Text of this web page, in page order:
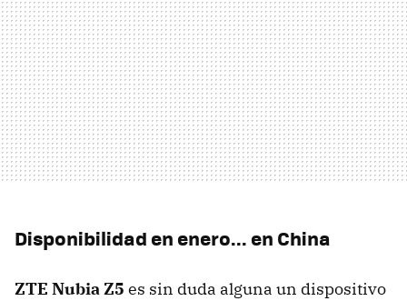
Disponibilidad en enero... en China
ZTE Nubia Z5 es sin duda alguna un dispositivo